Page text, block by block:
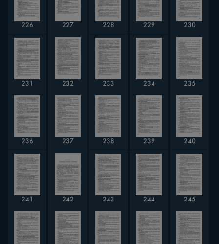
226 227 228 229 230
231 232 233 234 235
236 237 238 239 240
241 242 243 244 245